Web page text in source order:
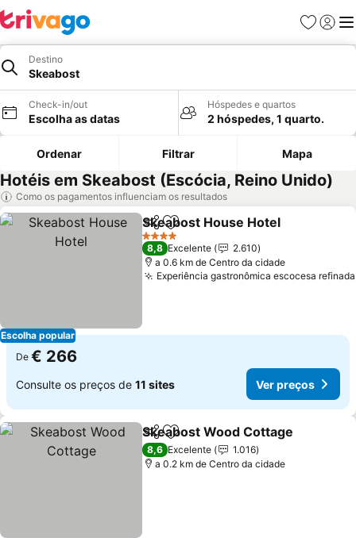
Favoritos
Iniciar
Destino
Skeabost
Check-in/out
Escolha as datas
Hóspedes e quartos
2 hóspedes, 1 quarto.
Ordenar Filtrar Mapa
Hotéis em Skeabost (Escócia, Reino Unido)
Como os pagamentos influenciam os resultados
Escolha popular
PartilharAdicionar aos favoritos
Skeabost House Hotel
4 Estrelas
8,8 Excelente
2.610
a 0.6 km de Centro da cidade
Experiência gastronômica escocesa refinada
De € 266
Consulte os preços de 11 sites Ver preços
PartilharAdicionar aos favoritos
Skeabost Wood Cottage
8,6 Excelente
1.016
a 0.2 km de Centro da cidade